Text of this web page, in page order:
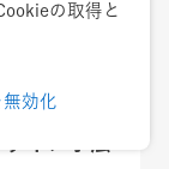
2019.9.11
ビス/プロ
ーの感情
の取得と
無効化